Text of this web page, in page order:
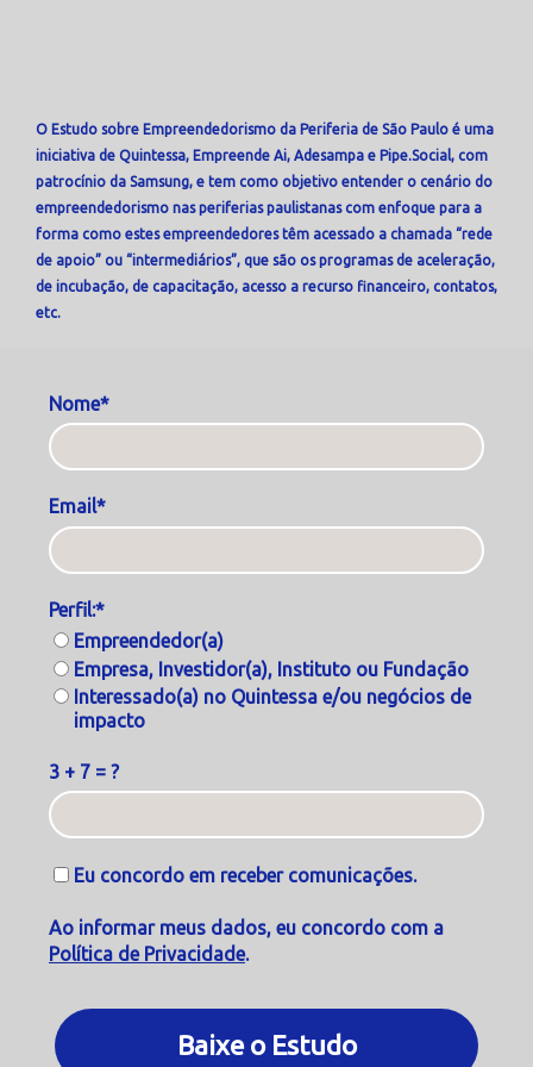
O Estudo sobre Empreendedorismo da Periferia de São Paulo é uma
iniciativa de Quintessa, Empreende Ai, Adesampa e Pipe.Social, com
patrocínio da Samsung, e tem como objetivo entender o cenário do
empreendedorismo nas periferias paulistanas com enfoque para a
forma como estes empreendedores têm acessado a chamada “rede
de apoio” ou “intermediários”, que são os programas de aceleração,
de incubação, de capacitação, acesso a recurso financeiro, contatos,
etc.
Nome*
Email*
Perfil:*
Empreendedor(a)
Empresa, Investidor(a), Instituto ou Fundação
Interessado(a) no Quintessa e/ou negócios de
impacto
3 + 7 = ?
Eu concordo em receber comunicações.
Ao informar meus dados, eu concordo com a
Política de Privacidade.
Baixe o Estudo